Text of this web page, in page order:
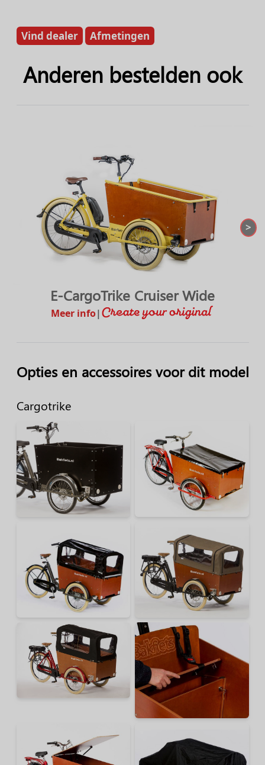
Vind dealer Afmetingen
Anderen bestelden ook
E-CargoTrike Cruiser Wide
Meer info|
>
Opties en accessoires voor dit model
Cargotrike